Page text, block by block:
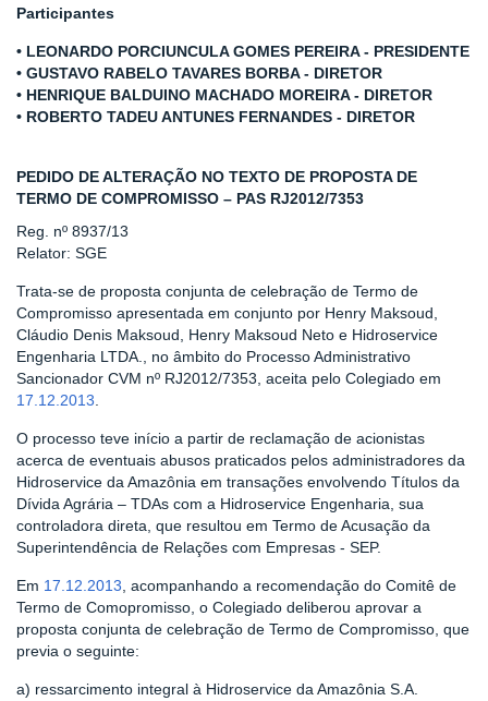
Participantes
• LEONARDO PORCIUNCULA GOMES PEREIRA - PRESIDENTE
• GUSTAVO RABELO TAVARES BORBA - DIRETOR
• HENRIQUE BALDUINO MACHADO MOREIRA - DIRETOR
• ROBERTO TADEU ANTUNES FERNANDES - DIRETOR
PEDIDO DE ALTERAÇÃO NO TEXTO DE PROPOSTA DE
TERMO DE COMPROMISSO – PAS RJ2012/7353
Reg. nº 8937/13
Relator: SGE
Trata-se de proposta conjunta de celebração de Termo de
Compromisso apresentada em conjunto por Henry Maksoud,
Cláudio Denis Maksoud, Henry Maksoud Neto e Hidroservice
Engenharia LTDA., no âmbito do Processo Administrativo
Sancionador CVM nº RJ2012/7353, aceita pelo Colegiado em
17.12.2013
O processo teve início a partir de reclamação de acionistas
acerca de eventuais abusos praticados pelos administradores da
Hidroservice da Amazônia em transações envolvendo Títulos da
Dívida Agrária – TDAs com a Hidroservice Engenharia, sua
controladora direta, que resultou em Termo de Acusação da
Superintendência de Relações com Empresas - SEP.
Em 17.12.2013 , acompanhando a recomendação do Comitê de
Termo de Comopromisso, o Colegiado deliberou aprovar a
proposta conjunta de celebração de Termo de Compromisso, que
previa o seguinte:
a) ressarcimento integral à Hidroservice da Amazônia S.A.